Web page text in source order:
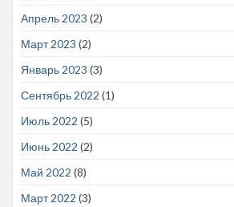
Апрель 2023 (2)
Март 2023 (2)
Январь 2023 (3)
Сентябрь 2022 (1)
Июль 2022 (5)
Июнь 2022 (2)
Май 2022 (8)
Март 2022 (3)